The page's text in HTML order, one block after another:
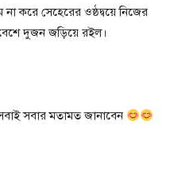
করে সেহেরের ওষ্ঠদ্বয়ে নিজের
দুজন জড়িয়ে রইল।
সবার মতামত জানাবেন